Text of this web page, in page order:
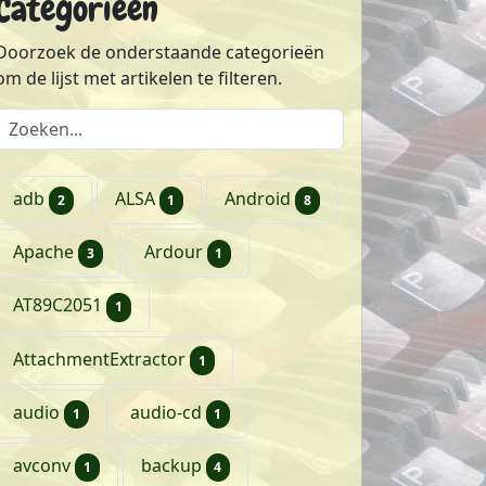
de onderstaande categorieën
de lijst met artikelen te filteren.
de lijst met categorieën
adb 2 artikelen
ALSA 1 artikelAndroid 8 artikelen
Apache 3 artikelenArdour 1 artikel
AT89C2051 1 artikel
AttachmentExtractor 1 artikel
audio 1 artikelaudio-cd 1 artikel
avconv 1 artikelbackup 4 artikelen